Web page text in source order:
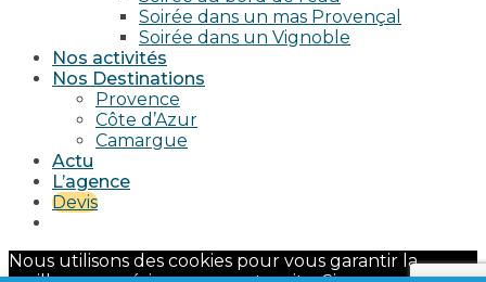
Soirée dans un mas Provençal
Soirée dans un Vignoble
Nos activités
Nos Destinations
Provence
Côte d’Azur
Camargue
Actu
L’agence
Devis
Nous utilisons des cookies pour vous garantir la